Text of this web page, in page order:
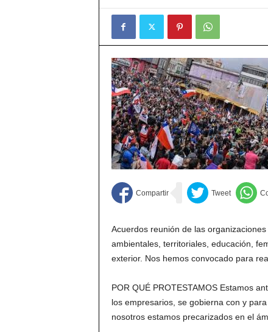
Acuerdos reunión de las
ambientales, territoriales, educación,
exterior. Nos hemos convocado para
POR QUÉ PROTESTAMOS Estamos
los empresarios, se gobierna con y
nosotros estamos precarizados en el